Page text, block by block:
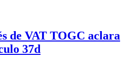
de VAT TOGC aclara
37d